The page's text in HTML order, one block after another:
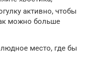
активно, чтобы
можно больше
место, где бы